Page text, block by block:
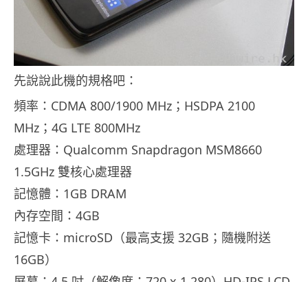
先說說此機的規格吧：
頻率：CDMA 800/1900 MHz；HSDPA 2100
MHz；4G LTE 800MHz
處理器：Qualcomm Snapdragon MSM8660
1.5GHz 雙核心處理器
記憶體：1GB DRAM
內存空間：4GB
記憶卡：microSD（最高支援 32GB；隨機附送
16GB）